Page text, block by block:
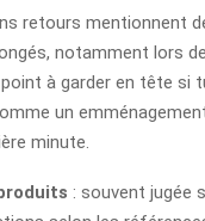
retours mentionnent
notamment lors
point à garder en tête si
un
minute.
: souvent jugée